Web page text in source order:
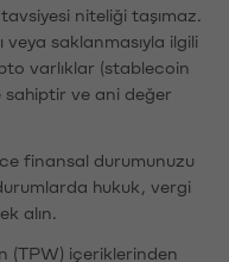
niteliği taşımaz.
veya saklanmasıyla ilgili
varlıklar (stablecoin
sahiptir ve ani değer
finansal durumunuzu
hukuk, vergi
alın.
(TPW) içeriklerinden